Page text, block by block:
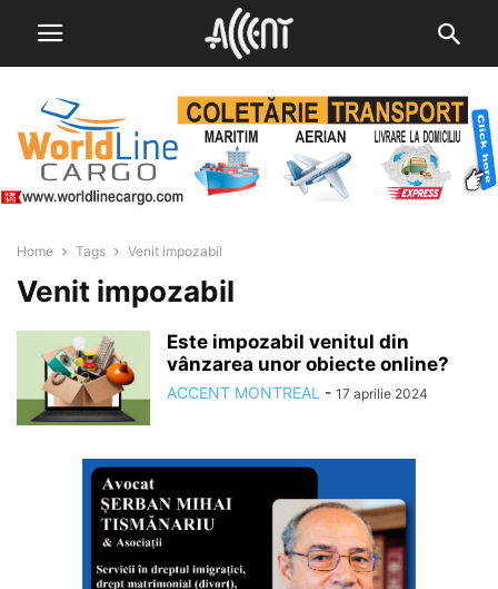
Home Tags Venit impozabil
Venit impozabil
Este impozabil venitul din
vânzarea unor obiecte online?
ACCENT MONTREAL - 17 aprilie 2024